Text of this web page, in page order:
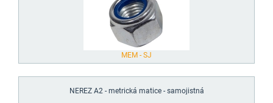
MEM - SJ
NEREZ A2 - metrická matice - samojistná